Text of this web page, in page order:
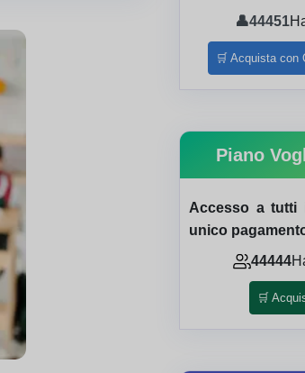
👤44451
🛒 Acquista con
Piano
Accesso a tutti
unico
44444
🛒